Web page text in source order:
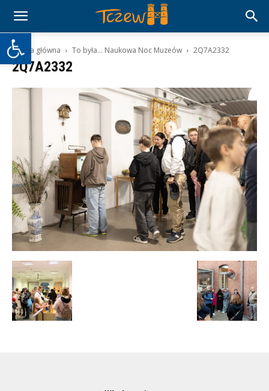
Otwórz pasek narzędzi
Strona główna To była… Naukowa Noc Muzeów 2Q7A2332
2Q7A2332